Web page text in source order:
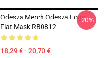
Odesza Merch Odesza Logo
Flat Mask RB0812
18,29 € - 20,70 €
-20%